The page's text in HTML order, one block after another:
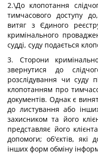
2.\До клопотання
тимчасового доступу
витяг з Єдиного
кримінального
судді, суду подається
3. Сторони
звернутися до
розслідування чи суду
клопотанням про
документів. Однак є
до листування або
захисником та його
представляє його
допомоги; об'єктів, які
інших форм обміну